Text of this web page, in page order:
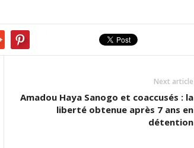
Next article
Amadou Haya Sanogo et coaccusés : la
liberté obtenue après 7 ans en
détention